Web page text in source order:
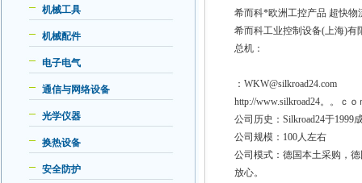
机械工具
机械配件
电子电气
通信与网络设备
光学仪器
换热设备
安全防护
希而科*欧洲工控产品 超快
希而科工业控制设备(上海)
总机：
：WKW@silkroad24.com
http://www.silkroad24。。ｃｏ
公司历史：Silkroad24于
公司规模：100人左右
公司模式：德国本土采购，
放心。